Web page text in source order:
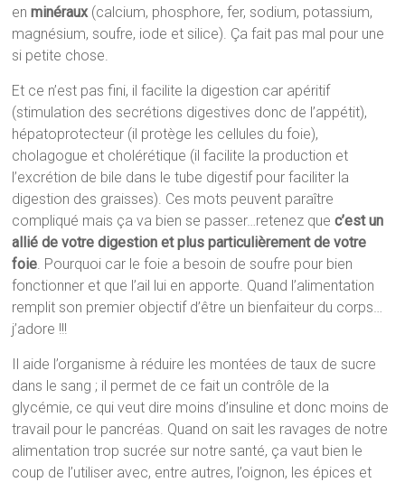
enminéraux(calcium, phosphore, fer, sodium, potassium,
magnésium, soufre, iode et silice). Ça fait pas mal pour une
si petite chose.
Et ce n’est pas fini, il facilite la digestion car apéritif
(stimulation des secrétions digestives donc de l’appétit),
hépatoprotecteur (il protège les cellules du foie),
cholagogue et cholérétique (il facilite la production et
l’excrétion de bile dans le tube digestif pour faciliter la
digestion des graisses). Ces mots peuvent paraître
compliqué mais ça va bien se passer…retenez quec’est un
allié de votre digestion et plus particulièrement de votre
foie. Pourquoi car le foie a besoin de soufre pour bien
fonctionner et que l’ail lui en apporte. Quand l’alimentation
remplit son premier objectif d’être un bienfaiteur du corps…
j’adore !!!
Il aide l’organisme à réduire les montées de taux de sucre
dans le sang ; il permet de ce fait un contrôle de la
glycémie, ce qui veut dire moins d’insuline et donc moins de
travail pour le pancréas. Quand on sait les ravages de notre
alimentation trop sucrée sur notre santé, ça vaut bien le
coup de l’utiliser avec, entre autres, l’oignon, les épices et